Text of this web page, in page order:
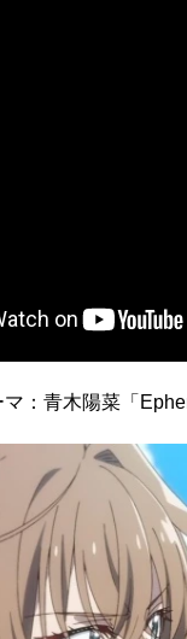
：青木陽菜「